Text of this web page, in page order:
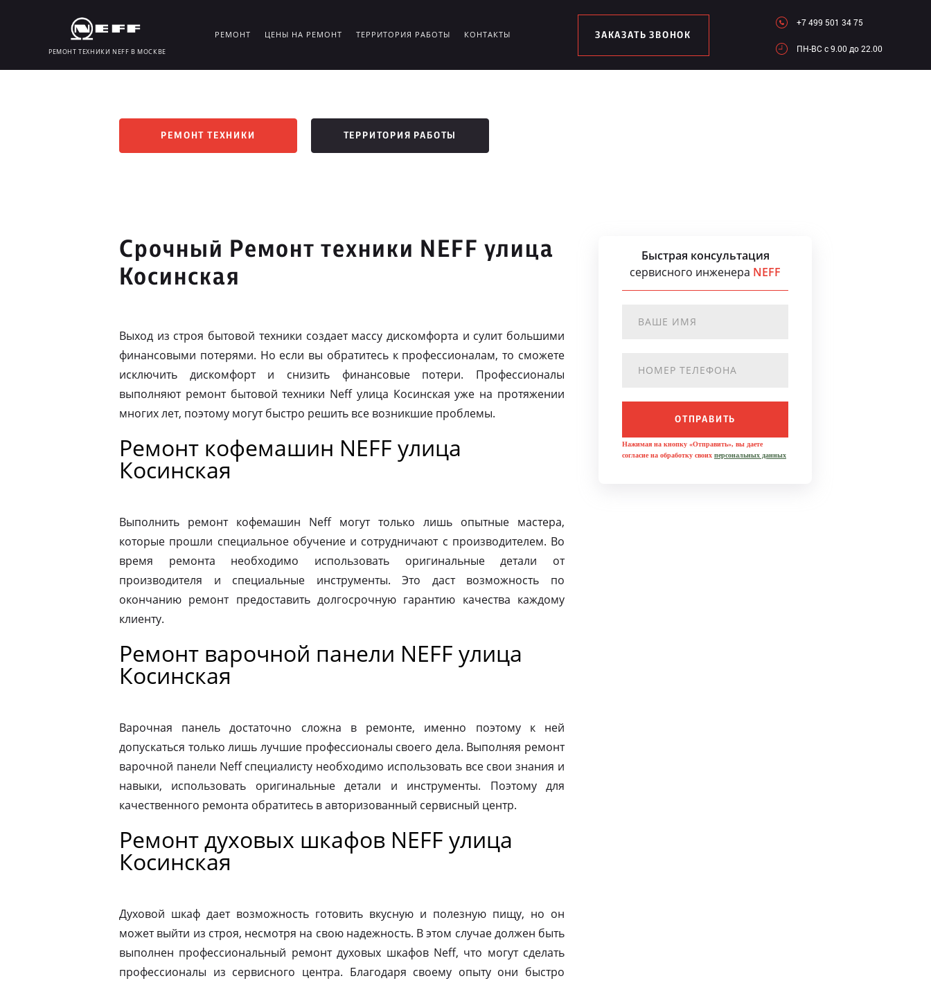
РЕМОНТ ТЕХНИКИ NEFF В МОСКВЕ
РЕМОНТ ЦЕНЫ НА РЕМОНТ ТЕРРИТОРИЯ РАБОТЫ КОНТАКТЫ ЗАКАЗАТЬ ЗВОНОК
+7 499 501 34 75
ПН-ВC c 9.00 до 22.00
РЕМОНТ ТЕХНИКИ ТЕРРИТОРИЯ РАБОТЫ
Срочный Ремонт техники NEFF улица
Косинская
Выход из строя бытовой техники создает массу дискомфорта и сулит большими
финансовыми потерями. Но если вы обратитесь к профессионалам, то сможете
исключить дискомфорт и снизить финансовые потери. Профессионалы
выполняют ремонт бытовой техники Neff улица Косинская уже на протяжении
многих лет, поэтому могут быстро решить все возникшие проблемы.
Ремонт кофемашин NEFF улица
Косинская
Выполнить ремонт кофемашин Neff могут только лишь опытные мастера,
которые прошли специальное обучение и сотрудничают с производителем. Во
время ремонта необходимо использовать оригинальные детали от
производителя и специальные инструменты. Это даст возможность по
окончанию ремонт предоставить долгосрочную гарантию качества каждому
клиенту.
Ремонт варочной панели NEFF улица
Косинская
Варочная панель достаточно сложна в ремонте, именно поэтому к ней
допускаться только лишь лучшие профессионалы своего дела. Выполняя ремонт
варочной панели Neff специалисту необходимо использовать все свои знания и
навыки, использовать оригинальные детали и инструменты. Поэтому для
качественного ремонта обратитесь в авторизованный сервисный центр.
Ремонт духовых шкафов NEFF улица
Косинская
Духовой шкаф дает возможность готовить вкусную и полезную пищу, но он
может выйти из строя, несмотря на свою надежность. В этом случае должен быть
выполнен профессиональный ремонт духовых шкафов Neff, что могут сделать
профессионалы из сервисного центра. Благодаря своему опыту они быстро
Быстрая консультация
сервисного инженера NEFF
ОТПРАВИТЬ
Нажимая на кнопку «Отправить», вы даете
согласие на обработку своих персональных данных